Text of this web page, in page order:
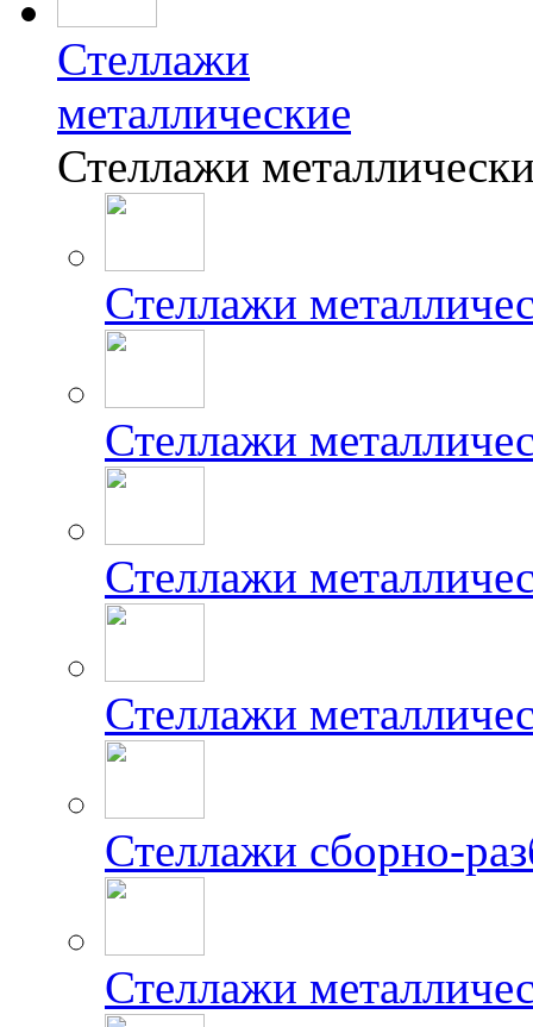
Стеллажи
металлические
Стеллажи
Стеллажи
Стеллажи
Стеллажи
Стеллажи
Стеллажи сборно-
Стеллажи